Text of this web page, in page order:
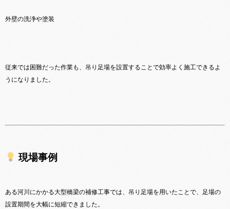
外壁の洗浄や塗装
従来では困難だった作業も、吊り足場を設置することで効率よく施工できるよ
うになりました。
現場事例
ある河川にかかる大型橋梁の補修工事では、吊り足場を用いたことで、足場の
設置期間を大幅に短縮できました。